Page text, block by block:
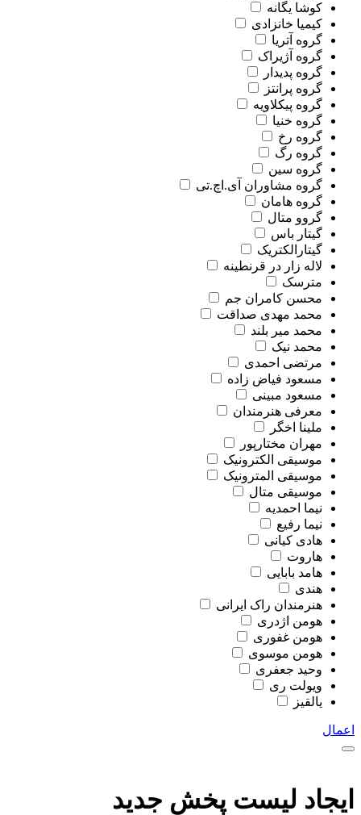
کوشا یگانه
کیمیا خانزادی
گروه آتریا
گروه آژیراک
گروه پدیدار
گروه پرانتز
گروه پیکلاویه
گروه خنیا
گروه رخ
گروه رگ
گروه سین
گروه مشاوران آی.اچ.تی
گروه هامان
گروو متال
گیتار باس
گیتارالکتریک
لاله زار در قرنطینه
مترسک
محسن کامران جم
محمد مهدی صداقت
محمد میر بلند
محمد نیک
مرتضی احمدی
مسعود فیاض زاده
مسعود مبینی
معرفی هنرمندان
ملینا اخگر
مهران مختارپور
موسیقی الکترونیک
موسیقی المترونیک
موسیقی متال
نیما احمدیه
نیما رفیع
هادی کیانی
هاروت
هامد بابایی
هندی
هنرمندان راک ایرانی
هومن اژدری
هومن غفوری
هومن موسوی
وحید جعفری
ویولت ری
یالقیز
اعمال
ایجاد لیست پخش جدید